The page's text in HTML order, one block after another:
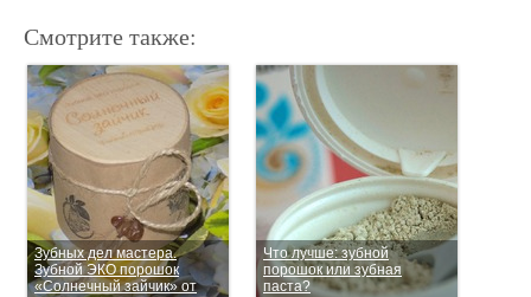
Смотрите также:
Зубных дел мастера.
Зубной ЭКО порошок
«Солнечный зайчик» от
Что лучше: зубной
порошок или зубная
паста?